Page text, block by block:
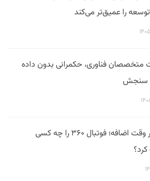
را عمیق‌تر می‌کند
متخصصان فناوری، حکمرانی بدون داده
سنجش
فیلتر در وقت اضافه؛ فوتبال ۳۶۰ را چه کسی